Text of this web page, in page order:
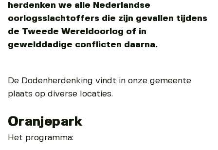
herdenken we alle Nederlandse
oorlogsslachtoffers die zijn gevallen tijdens
de Tweede Wereldoorlog of in
gewelddadige conflicten daarna.
De Dodenherdenking vindt in onze gemeente
plaats op diverse locaties.
Oranjepark
Het programma: